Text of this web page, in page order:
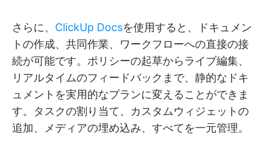
さらに、 ClickUp Docsを使用すると、ドキュメン
トの作成、共同作業、ワークフローへの直接の接
続が可能です。ポリシーの起草からライブ編集、
リアルタイムのフィードバックまで、静的なドキ
ュメントを実用的なプランに変えることができま
す。タスクの割り当て、カスタムウィジェットの
追加、メディアの埋め込み、すべてを一元管理。